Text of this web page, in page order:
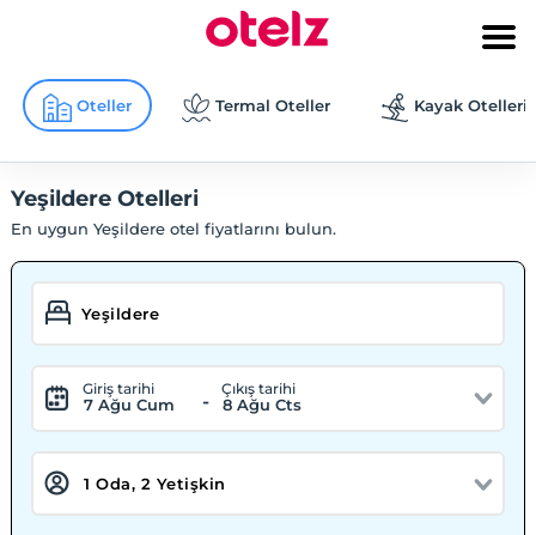
Oteller Termal Oteller Kayak Otelleri
Yeşildere Otelleri
En uygun Yeşildere otel fiyatlarını bulun.
Giriş tarihi
7 Ağu Cum -
Çıkış tarihi
8 Ağu Cts